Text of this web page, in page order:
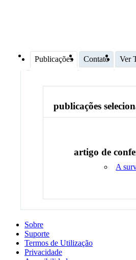
Publicações Contato Ver
publicações
artigo de
A
Sobre
Suporte
Termos de Utilização
Privacidade